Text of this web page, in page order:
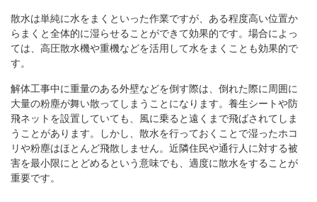
散水は単純に水をまくといった作業ですが、ある程度高い位置か
らまくと全体的に湿らせることができて効果的です。場合によっ
ては、高圧散水機や重機などを活用して水をまくことも効果的で
す。
解体工事中に重量のある外壁などを倒す際は、倒れた際に周囲に
大量の粉塵が舞い散ってしまうことになります。養生シートや防
飛ネットを設置していても、風に乗ると遠くまで飛ばされてしま
うことがあります。しかし、散水を行っておくことで湿ったホコ
リや粉塵はほとんど飛散しません。近隣住民や通行人に対する被
害を最小限にとどめるという意味でも、適度に散水をすることが
重要です。